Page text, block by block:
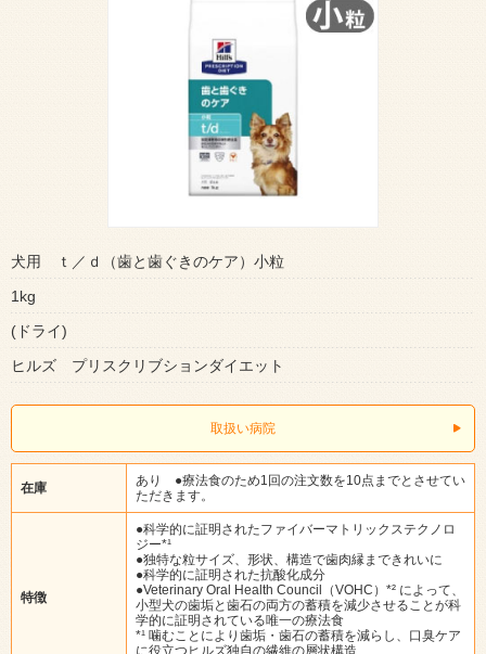
犬用 ｔ／ｄ（歯と歯ぐきのケア）小粒
1kg
(ドライ)
ヒルズ プリスクリブションダイエット
取扱い病院
在庫
あり ●療法食のため1回の注文数を10点までとさせてい
ただきます。
特徴
●科学的に証明されたファイバーマトリックステクノロ
ジー*¹
●独特な粒サイズ、形状、構造で歯肉縁まできれいに
●科学的に証明された抗酸化成分
●Veterinary Oral Health Council（VOHC）*² によって、
小型犬の歯垢と歯石の両方の蓄積を減少させることが科
学的に証明されている唯一の療法食
*¹ 噛むことにより歯垢・歯石の蓄積を減らし、口臭ケア
に役立つヒルズ独自の繊維の層状構造